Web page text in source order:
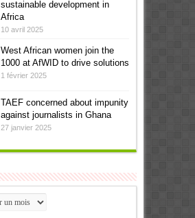
sustainable development in
Africa
10 avril 2025
West African women join the
1000 at AfWID to drive solutions
1 février 2025
TAEF concerned about impunity
against journalists in Ghana
27 janvier 2025